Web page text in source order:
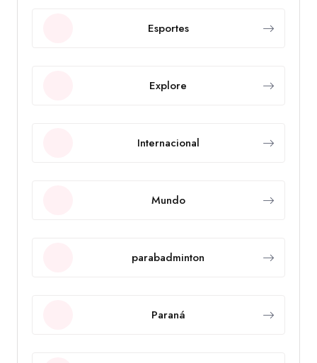
Esportes
Explore
Internacional
Mundo
parabadminton
Paraná